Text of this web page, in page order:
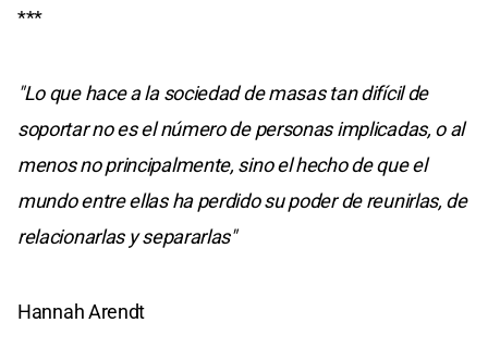
***
"Lo que hace a la sociedad de masas tan difícil de
soportar no es el número de personas implicadas, o al
menos no principalmente, sino el hecho de que el
mundo entre ellas ha perdido su poder de reunirlas, de
relacionarlas y separarlas"
Hannah Arendt